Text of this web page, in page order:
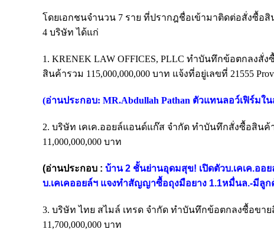
โดยเอกชนจำนวน 7 ราย ที่ปรากฎชื่อเข้ามาติดต่อสั่งซื้อ
4 บริษัท ได้แก่
1. KRENEK LAW OFFICES, PLLC ทำบันทึกข้อตกลง
สินค้ารวม 115,000,000,000 บาท แจ้งที่อยู่เลขที่ 21555
(อ่านประกอบ: MR.Abdullah Pathan ตัวแทนลอว์เฟิร์ม
2. บริษัท เคเค.ออยล์แอนด์แก๊ส จำกัด ทำบันทึกสั่งซื้อสินค้
11,000,000,000 บาท
(อ่านประกอบ : บ้าน 2 ชั้นย่านอุดมสุข! เปิดตัวบ.เคเค.ออ
บ.เคเคออยล์ฯ แจงทำสัญญาซื้อถุงมือยาง 1.1หมื่นล.-มีลูก
3. บริษัท ไทย สไมล์ เทรด จำกัด ทำบันทึกข้อตกลงซื้อขา
11,700,000,000 บาท